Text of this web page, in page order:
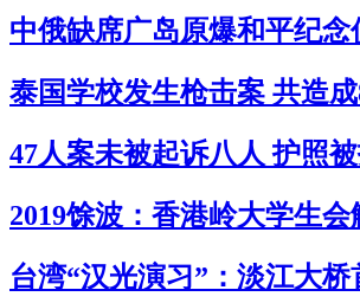
中俄缺席广岛原爆和平纪
泰国学校发生枪击案 共造
47人案未被起诉八人 护照
2019馀波：香港岭大学生
台湾“汉光演习”：淡江大